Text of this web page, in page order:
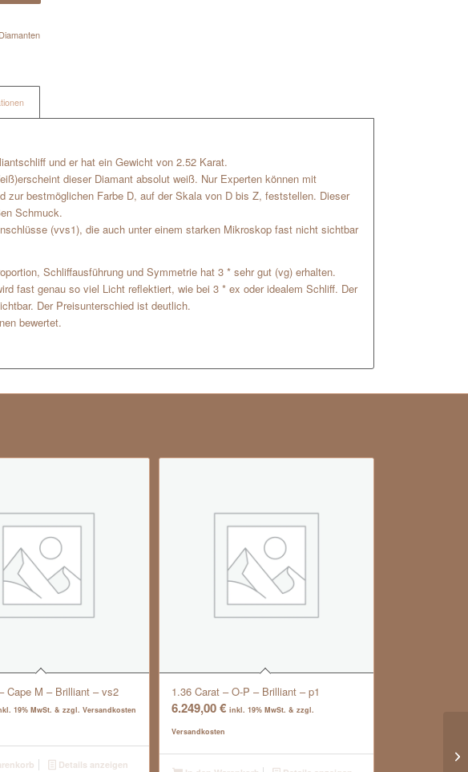
und er hat ein Gewicht von 2.52 Karat.
dieser Diamant absolut weiß. Nur Experten können mit
zur bestmöglichen Farbe D, auf der Skala von D bis Z, feststellen. Dieser
Schmuck.
(vvs1), die auch unter einem starken Mikroskop fast nicht sichtbar
Schliffausführung und Symmetrie hat 3 * sehr gut (vg) erhalten.
fast genau so viel Licht reflektiert, wie bei 3 * ex oder idealem Schliff. Der
Der Preisunterschied ist deutlich.
bewertet.
Cape M – Brilliant – vs2
19% MwSt. & zzgl. Versandkosten
Details anzeigen
1.36 Carat – O-P – Brilliant – p1
6.249,00€ inkl. 19% MwSt. & zzgl.
Versandkosten